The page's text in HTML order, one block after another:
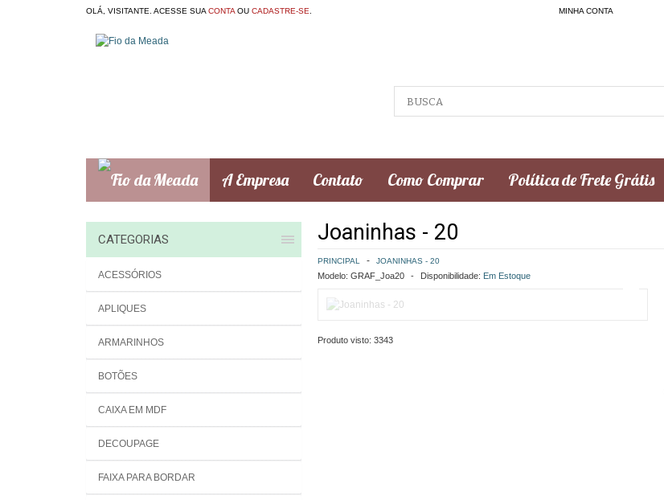
OLÁ, VISITANTE. ACESSE SUA CONTA OU CADASTRE-SE MINHA CONTA
A Empresa Contato Como Comprar Política de Frete Grátis
CATEGORIAS
ACESSÓRIOS
APLIQUES
ARMARINHOS
BOTÕES
CAIXA EM MDF
DECOUPAGE
FAIXA PARA BORDAR
Joaninhas - 20
PRINCIPAL JOANINHAS - 20
Modelo: GRAF_Joa20 Disponibilidade: Em Estoque
Produto visto: 3343